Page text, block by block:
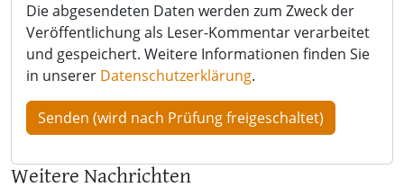
Die abgesendeten Daten werden zum Zweck der
Veröffentlichung als Leser-Kommentar verarbeitet
und gespeichert. Weitere Informationen finden Sie
in unserer Datenschutzerklärung.
Weitere Nachrichten